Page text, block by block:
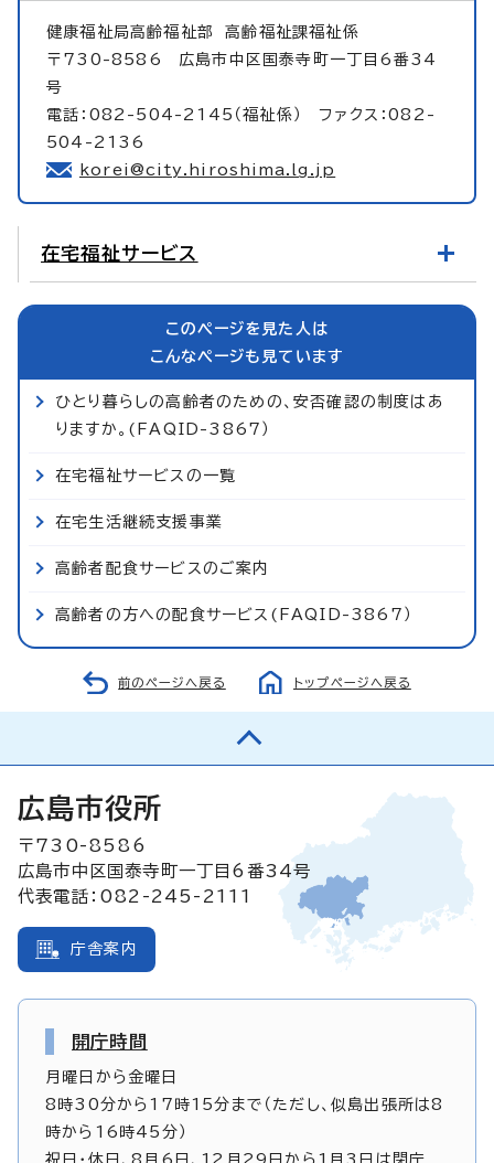
健康福祉局高齢福祉部高齢福祉課福祉係
〒730-8586 広島市中区国泰寺町一丁目6番34
号
電話：082-504-2145（福祉係） ファクス：082-
504-2136
korei@city.hiroshima.lg.jp
在宅福祉サービス
このページを見た人は
こんなページも見ています
ひとり暮らしの高齢者のための、安否確認の制度はあ
りますか。(FAQID-3867）
在宅福祉サービスの一覧
在宅生活継続支援事業
高齢者配食サービスのご案内
高齢者の方への配食サービス(FAQID-3867）
前のページへ戻る トップページへ戻る
広島市役所
〒730-8586
広島市中区国泰寺町一丁目6番34号
代表電話：082-245-2111
庁舎案内
開庁時間
月曜日から金曜日
8時30分から17時15分まで（ただし、似島出張所は8
時から16時45分）
祝日・休日、8月6日、12月29日から1月3日は閉庁